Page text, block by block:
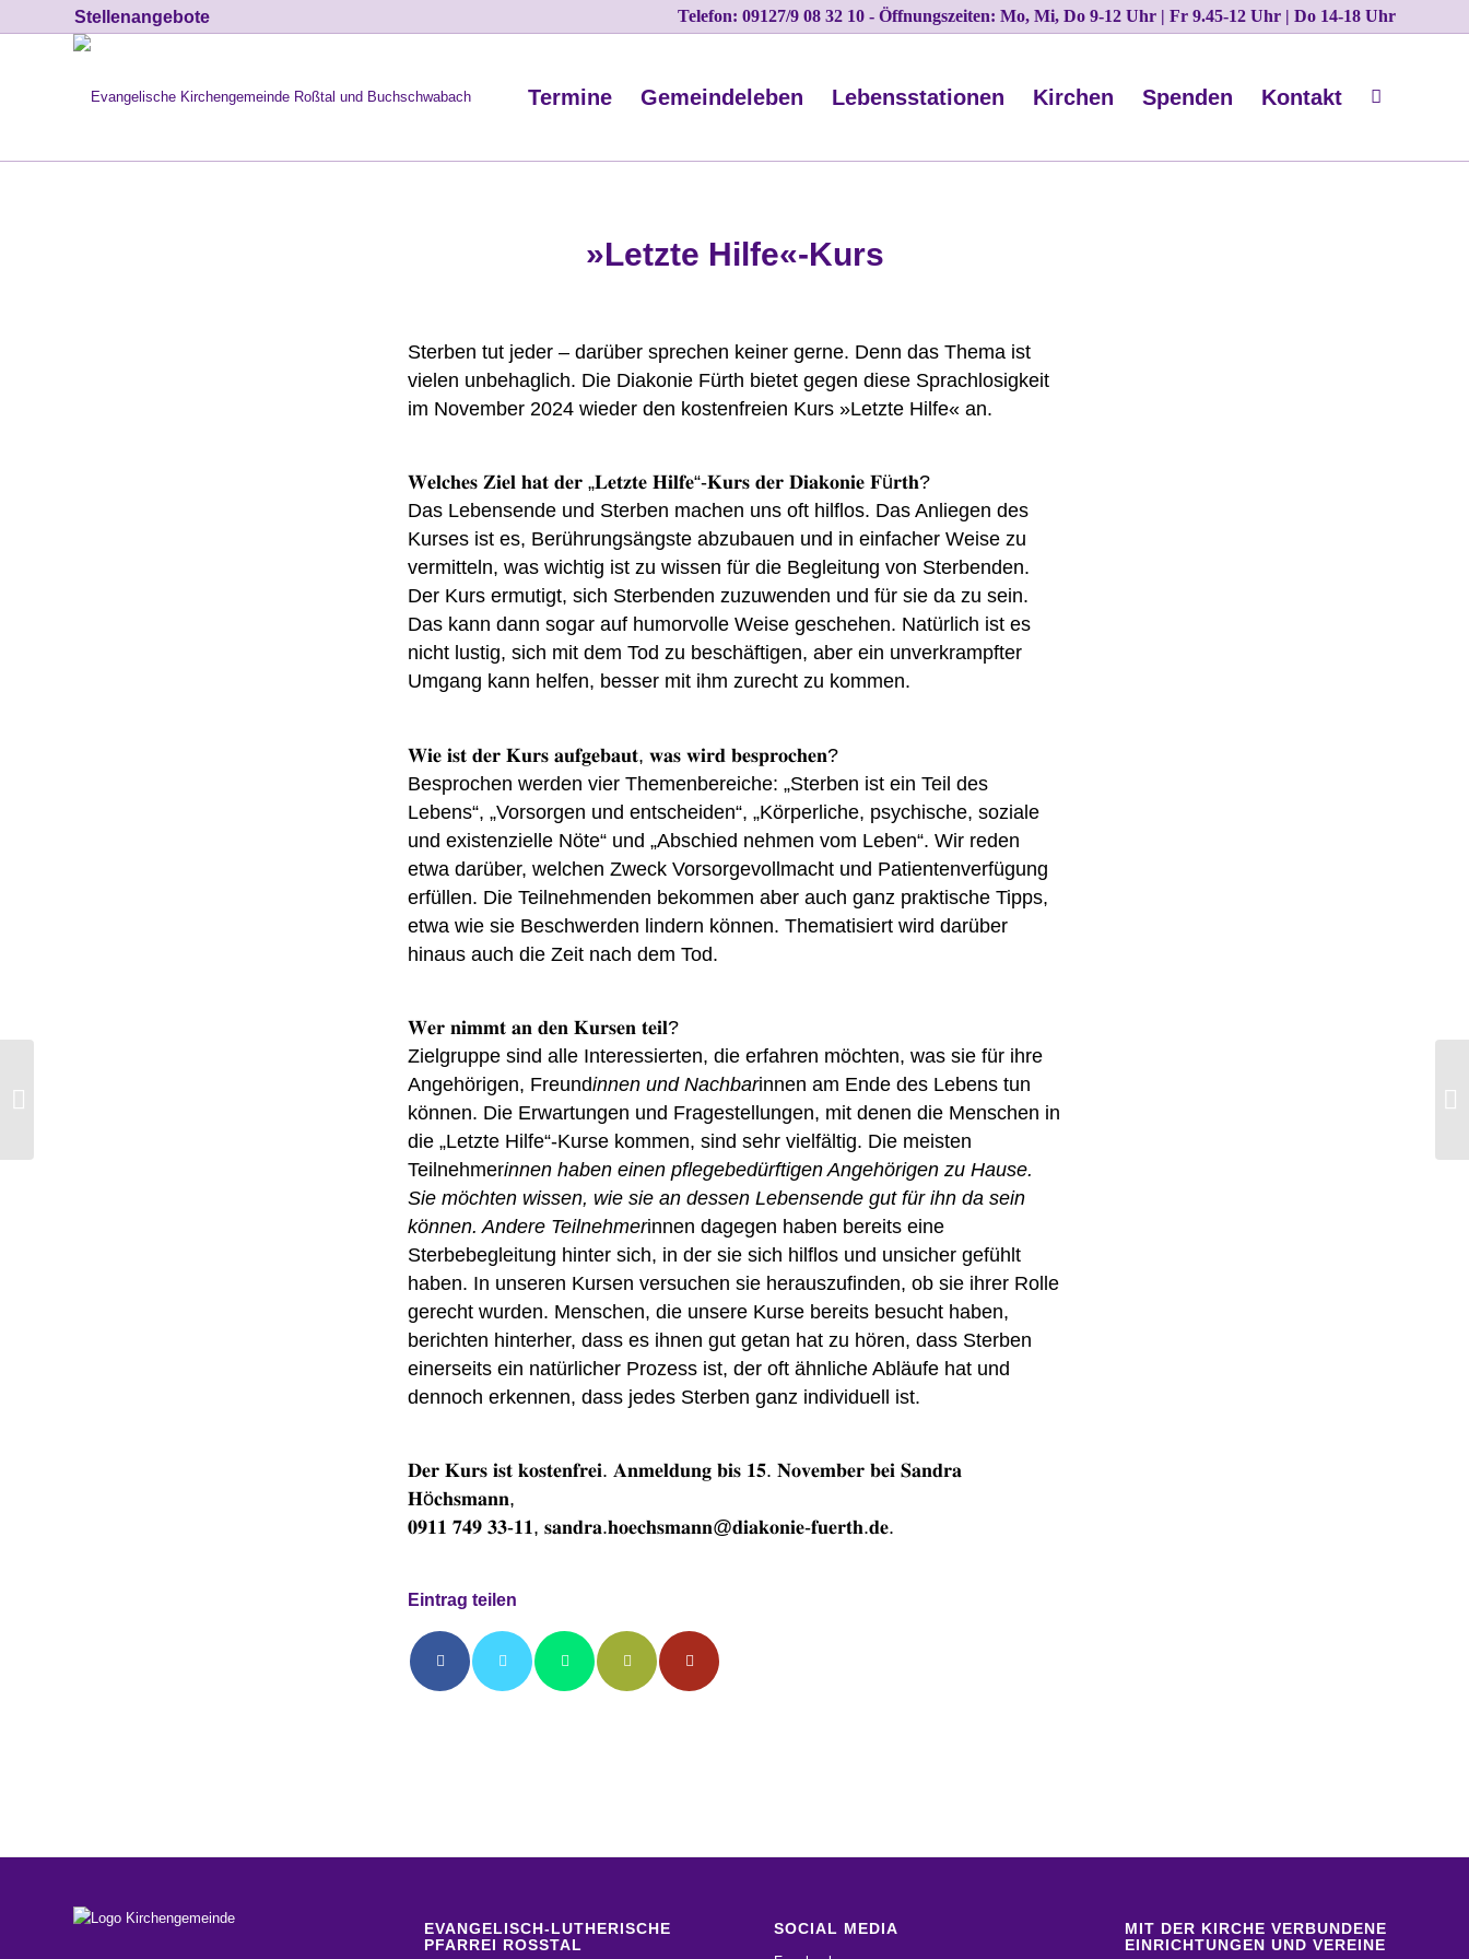
Stellenangebote Telefon: 09127/9 08 32 10 - Öffnungszeiten: Mo, Mi, Do 9-12 Uhr | Fr 9.45-12 Uhr | Do 14-18 Uhr
Termine Gemeindeleben Lebensstationen Kirchen Spenden Kontakt
»Letzte Hilfe«-Kurs
Sterben tut jeder – darüber sprechen keiner gerne. Denn das Thema ist
vielen unbehaglich. Die Diakonie Fürth bietet gegen diese Sprachlosigkeit
im November 2024 wieder den kostenfreien Kurs »Letzte Hilfe« an.
𝐖𝐞𝐥𝐜𝐡𝐞𝐬 𝐙𝐢𝐞𝐥 𝐡𝐚𝐭 𝐝𝐞𝐫 „𝐋𝐞𝐭𝐳𝐭𝐞 𝐇𝐢𝐥𝐟𝐞“-𝐊𝐮𝐫𝐬 𝐝𝐞𝐫 𝐃𝐢𝐚𝐤𝐨𝐧𝐢𝐞 𝐅ü𝐫𝐭𝐡?
Das Lebensende und Sterben machen uns oft hilflos. Das Anliegen des
Kurses ist es, Berührungsängste abzubauen und in einfacher Weise zu
vermitteln, was wichtig ist zu wissen für die Begleitung von Sterbenden.
Der Kurs ermutigt, sich Sterbenden zuzuwenden und für sie da zu sein.
Das kann dann sogar auf humorvolle Weise geschehen. Natürlich ist es
nicht lustig, sich mit dem Tod zu beschäftigen, aber ein unverkrampfter
Umgang kann helfen, besser mit ihm zurecht zu kommen.
𝐖𝐢𝐞 𝐢𝐬𝐭 𝐝𝐞𝐫 𝐊𝐮𝐫𝐬 𝐚𝐮𝐟𝐠𝐞𝐛𝐚𝐮𝐭, 𝐰𝐚𝐬 𝐰𝐢𝐫𝐝 𝐛𝐞𝐬𝐩𝐫𝐨𝐜𝐡𝐞𝐧?
Besprochen werden vier Themenbereiche: „Sterben ist ein Teil des
Lebens“, „Vorsorgen und entscheiden“, „Körperliche, psychische, soziale
und existenzielle Nöte“ und „Abschied nehmen vom Leben“. Wir reden
etwa darüber, welchen Zweck Vorsorgevollmacht und Patientenverfügung
erfüllen. Die Teilnehmenden bekommen aber auch ganz praktische Tipps,
etwa wie sie Beschwerden lindern können. Thematisiert wird darüber
hinaus auch die Zeit nach dem Tod.
𝐖𝐞𝐫 𝐧𝐢𝐦𝐦𝐭 𝐚𝐧 𝐝𝐞𝐧 𝐊𝐮𝐫𝐬𝐞𝐧 𝐭𝐞𝐢𝐥?
Zielgruppe sind alle Interessierten, die erfahren möchten, was sie für ihre
Angehörigen, Freundinnen und Nachbarinnen am Ende des Lebens tun
können. Die Erwartungen und Fragestellungen, mit denen die Menschen in
die „Letzte Hilfe“-Kurse kommen, sind sehr vielfältig. Die meisten
Teilnehmerinnen haben einen pflegebedürftigen Angehörigen zu Hause.
Sie möchten wissen, wie sie an dessen Lebensende gut für ihn da sein
können. Andere Teilnehmerinnen dagegen haben bereits eine
Sterbebegleitung hinter sich, in der sie sich hilflos und unsicher gefühlt
haben. In unseren Kursen versuchen sie herauszufinden, ob sie ihrer Rolle
gerecht wurden. Menschen, die unsere Kurse bereits besucht haben,
berichten hinterher, dass es ihnen gut getan hat zu hören, dass Sterben
einerseits ein natürlicher Prozess ist, der oft ähnliche Abläufe hat und
dennoch erkennen, dass jedes Sterben ganz individuell ist.
𝐃𝐞𝐫 𝐊𝐮𝐫𝐬 𝐢𝐬𝐭 𝐤𝐨𝐬𝐭𝐞𝐧𝐟𝐫𝐞𝐢. 𝐀𝐧𝐦𝐞𝐥𝐝𝐮𝐧𝐠 𝐛𝐢𝐬 𝟏𝟓. 𝐍𝐨𝐯𝐞𝐦𝐛𝐞𝐫 𝐛𝐞𝐢 𝐒𝐚𝐧𝐝𝐫𝐚
𝐇ö𝐜𝐡𝐬𝐦𝐚𝐧𝐧,
𝟎𝟗𝟏𝟏 𝟕𝟒𝟗 𝟑𝟑-𝟏𝟏, 𝐬𝐚𝐧𝐝𝐫𝐚.𝐡𝐨𝐞𝐜𝐡𝐬𝐦𝐚𝐧𝐧@𝐝𝐢𝐚𝐤𝐨𝐧𝐢𝐞-𝐟𝐮𝐞𝐫𝐭𝐡.𝐝𝐞.
Eintrag teilen
EVANGELISCH-LUTHERISCHE
PFARREI ROSSTAL
SOCIAL MEDIA
MIT DER KIRCHE VERBUNDENE
EINRICHTUNGEN UND VEREINE